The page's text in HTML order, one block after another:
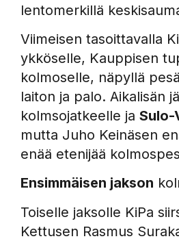
lentomerkillä
Viimeisen tasoittavalla
ykköselle, Kauppisen
kolmoselle, näpyllä
laiton ja palo. Aikalisän
kolmsojatkeelle ja Sulo-
mutta Juho Keinäsen
enää etenijää
Ensimmäisen jakson
Toiselle jaksolle KiPa
Kettusen Rasmus